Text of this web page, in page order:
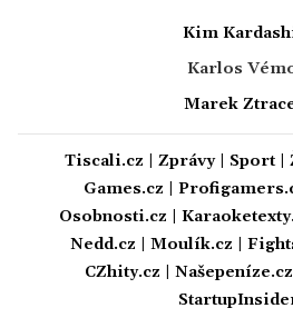
Kim
Karlos
Marek
Tiscali.cz Zprávy| Sport|
Games.cz
Osobnosti.cz
Nedd.cz
Moulík.cz
CZhity.cz
Našepeníze.cz